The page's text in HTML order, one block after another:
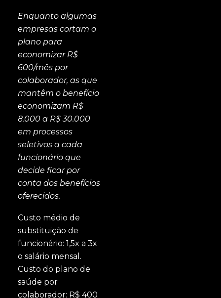
Enquanto algumas
empresas cortam o
plano para
economizar R$
600/mês por
colaborador, as que
mantêm o benefício
economizam R$
8.000 a R$ 30.000
em processos
seletivos a cada
funcionário que
decide ficar por
conta dos benefícios
oferecidos.
Custo médio de
substituição de
funcionário: 1,5x a 3x
o salário mensal.
Custo do plano de
saúde por
colaborador: R$ 400